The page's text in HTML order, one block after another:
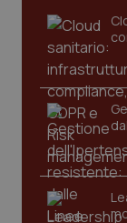
protette
Nome